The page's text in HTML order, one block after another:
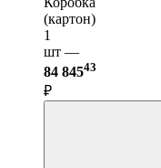
(картон)
1
шт —
84 84543
₽